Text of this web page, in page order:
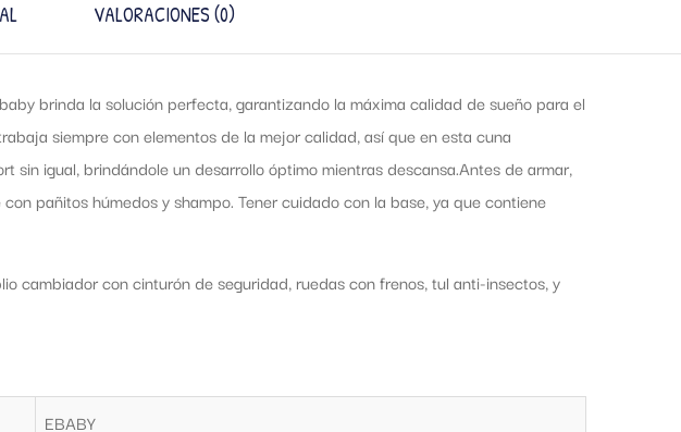
VALORACIONES (0)
brinda la solución perfecta, garantizando la máxima calidad de sueño para el
siempre con elementos de la mejor calidad, así que en esta cuna
igual, brindándole un desarrollo óptimo mientras descansa.Antes de armar,
pañitos húmedos y shampo. Tener cuidado con la base, ya que contiene
cambiador con cinturón de seguridad, ruedas con frenos, tul anti-insectos, y
EBABY